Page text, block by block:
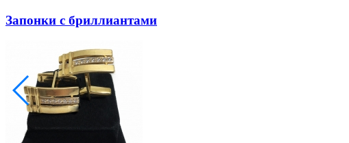
Запонки с бриллиантами